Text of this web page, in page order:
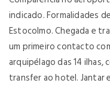
indicado. Formalidades
Estocolmo. Chegada e
um primeiro contacto
arquipélago das 14
transfer ao hotel. Jantar